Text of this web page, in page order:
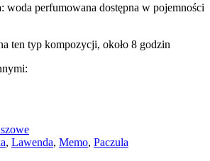
woda perfumowana dostępna w pojemności
ten typ kompozycji, około 8 godzin
, Lawenda, Memo, Paczula